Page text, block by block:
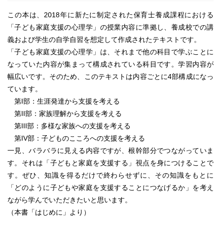
この本は、2018年に新たに制定された保育士養成課程における
「子ども家庭支援の心理学」の授業内容に準拠し、養成校での講
義および学生の自学自習を想定して作成されたテキストです。
「子ども家庭支援の心理学」は、それまで他の科目で学ぶことに
なっていた内容が集まって構成されている科目です。学習内容が
幅広いです。そのため、このテキストは内容ごとに4部構成になっ
ています。
第I部：生涯発達から支援を考える
第II部：家族理解から支援を考える
第III部：多様な家族への支援を考える
第IV部：子どものこころへの支援を考える
一見、バラバラに見える内容ですが、根幹部分でつながっていま
す。それは「子どもと家庭を支援する」視点を身につけることで
す。ぜひ、知識を得るだけで終わらせずに、その知識をもとに
「どのように子どもや家庭を支援することにつなげるか」を考え
ながら学んでいただきたいと思います。
（本書「はじめに」より）